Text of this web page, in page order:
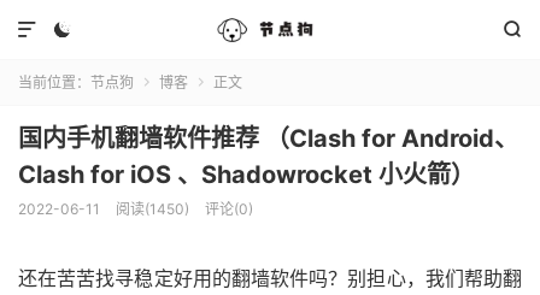
 

当前位置： 节点狗  博客  正文
国内手机翻墙软件推荐 （Clash for Android、
Clash for iOS 、Shadowrocket 小火箭）
2022-06-11 阅读(1450) 评论(0)
还在苦苦找寻稳定好用的翻墙软件吗？别担心，我们帮助翻